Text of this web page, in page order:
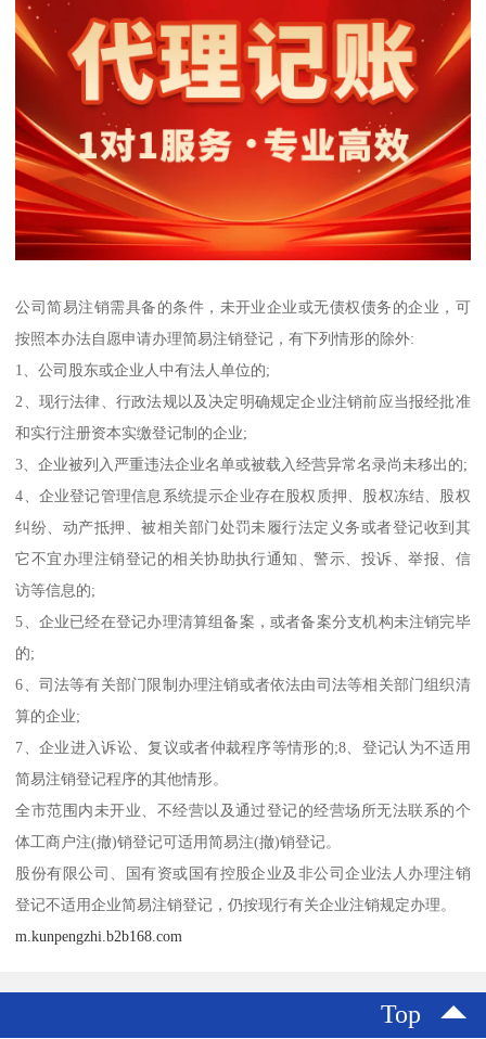
公司简易注销需具备的条件，未开业企业或无债权债务的企业，可
按照本办法自愿申请办理简易注销登记，有下列情形的除外:
1、公司股东或企业人中有法人单位的;
2、现行法律、行政法规以及决定明确规定企业注销前应当报经批准
和实行注册资本实缴登记制的企业;
3、企业被列入严重违法企业名单或被载入经营异常名录尚未移出的;
4、企业登记管理信息系统提示企业存在股权质押、股权冻结、股权
纠纷、动产抵押、被相关部门处罚未履行法定义务或者登记收到其
它不宜办理注销登记的相关协助执行通知、警示、投诉、举报、信
访等信息的;
5、企业已经在登记办理清算组备案，或者备案分支机构未注销完毕
的;
6、司法等有关部门限制办理注销或者依法由司法等相关部门组织清
算的企业;
7、企业进入诉讼、复议或者仲裁程序等情形的;8、登记认为不适用
简易注销登记程序的其他情形。
全市范围内未开业、不经营以及通过登记的经营场所无法联系的个
体工商户注(撤)销登记可适用简易注(撤)销登记。
股份有限公司、国有资或国有控股企业及非公司企业法人办理注销
登记不适用企业简易注销登记，仍按现行有关企业注销规定办理。
m.kunpengzhi.b2b168.com
Top